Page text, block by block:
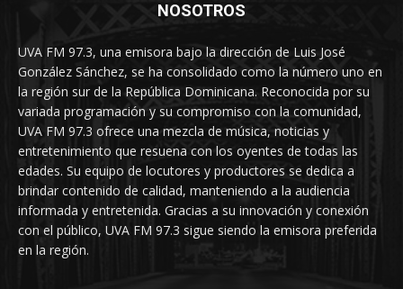
NOSOTROS
UVA FM 97.3, una emisora bajo la dirección de Luis José
González Sánchez, se ha consolidado como la número uno en
la región sur de la República Dominicana. Reconocida por su
variada programación y su compromiso con la comunidad,
UVA FM 97.3 ofrece una mezcla de música, noticias y
entretenimiento que resuena con los oyentes de todas las
edades. Su equipo de locutores y productores se dedica a
brindar contenido de calidad, manteniendo a la audiencia
informada y entretenida. Gracias a su innovación y conexión
con el público, UVA FM 97.3 sigue siendo la emisora preferida
en la región.